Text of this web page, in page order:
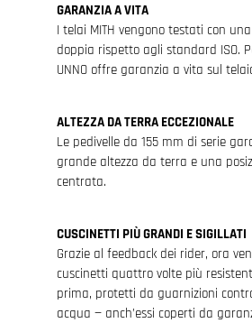
GARANZIA A VITA
I telai MITH vengono testati con
doppia rispetto agli standard ISO.
UNNO offre garanzia a vita sul
ALTEZZA DA TERRA ECCEZIONALE
Le pedivelle da 155 mm di serie
grande altezza da terra e una
centrata.
CUSCINETTI PIÙ GRANDI E SIGILLATI
Grazie al feedback dei rider, ora
cuscinetti quattro volte più
prima, protetti da guarnizioni
acqua — anch’essi coperti da